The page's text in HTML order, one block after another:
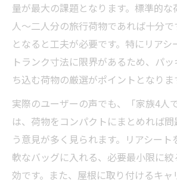
量が最大の課題となります。標準的な
人～二人分の旅行荷物であれば十分
となると工夫が必要です。特にリアシ
トランク寸法に限界があるため、パ
ち込む荷物の厳選がポイントとなりま
実際のユーザーの声でも、「家族4人
は、荷物をコンパクトにまとめれば
う意見が多く見られます。リアシート
軟なバッグに入れる、必要最小限に
効です。また、屋根に取り付けるキャ